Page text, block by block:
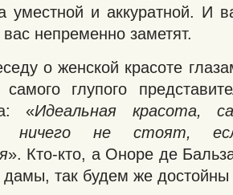
уместной и аккуратной. И
непременно заметят.
о женской красоте
глупого
«Идеальная красота,
ничего не стоят,
». Кто-кто, а Оноре де
так будем же достойны